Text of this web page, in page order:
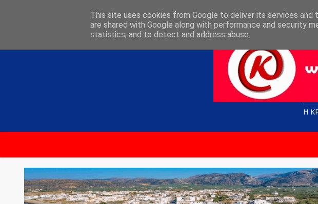
Η
This site uses cookies from Google to deliver its services and
are shared with Google along with performance and security
statistics, and to detect and address abuse.